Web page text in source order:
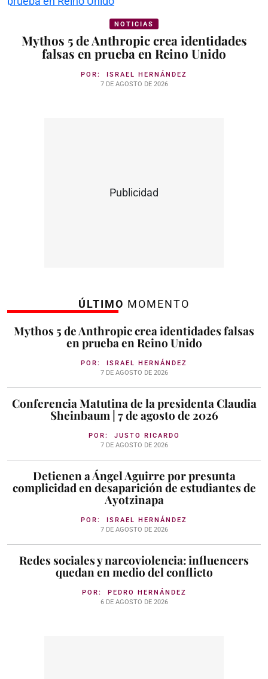
NOTICIAS
Mythos 5 de Anthropic crea identidades
falsas en prueba en Reino Unido
POR: ISRAEL HERNÁNDEZ
7 DE AGOSTO DE 2026
Publicidad
ÚLTIMO MOMENTO
Mythos 5 de Anthropic crea identidades falsas
en prueba en Reino Unido
POR: ISRAEL HERNÁNDEZ
7 DE AGOSTO DE 2026
Conferencia Matutina de la presidenta Claudia
Sheinbaum | 7 de agosto de 2026
POR: JUSTO RICARDO
7 DE AGOSTO DE 2026
Detienen a Ángel Aguirre por presunta
complicidad en desaparición de estudiantes de
Ayotzinapa
POR: ISRAEL HERNÁNDEZ
7 DE AGOSTO DE 2026
Redes sociales y narcoviolencia: influencers
quedan en medio del conflicto
POR: PEDRO HERNÁNDEZ
6 DE AGOSTO DE 2026